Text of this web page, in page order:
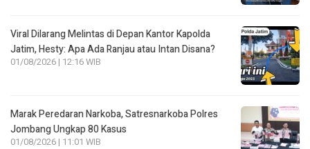
Viral Dilarang Melintas di Depan Kantor Kapolda
Jatim, Hesty: Apa Ada Ranjau atau Intan Disana?
01/08/2026 | 12:16 WIB
Marak Peredaran Narkoba, Satresnarkoba Polres
Jombang Ungkap 80 Kasus
01/08/2026 | 11:01 WIB